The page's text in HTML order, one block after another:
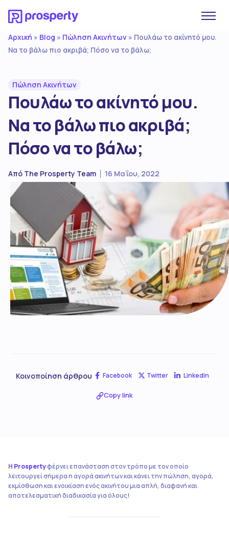
Αρχική » Blog » Πώληση Ακινήτων » Πουλάω το ακίνητό μου.
Να το βάλω πιο ακριβά; Πόσο να το βάλω;
Πώληση Ακινήτων
Πουλάω το ακίνητό μου.
Να το βάλω πιο ακριβά;
Πόσο να το βάλω;
Από The Prosperty Team 16 Μαΐου, 2022
Κοινοποίηση άρθρου Facebook Twitter Linkedin
Copy link
Η Prospertyφέρνει επανάσταση στον τρόπο με τον οποίο
λειτουργεί σήμερα η αγορά ακινήτων και κάνει την πώληση, αγορά,
εκμίσθωση και ενοικίαση ενός ακινήτου μια απλή, διαφανή και
αποτελεσματική διαδικασία για όλους!